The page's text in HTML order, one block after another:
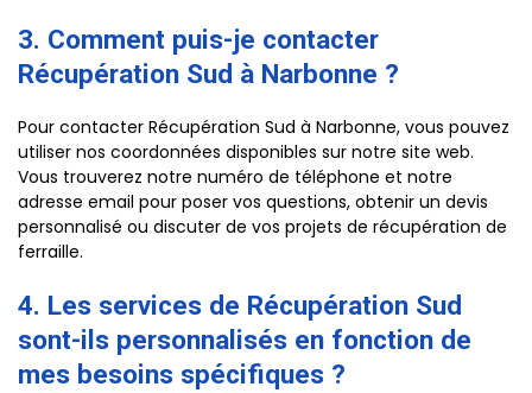
3. Comment puis-je contacter
Récupération Sud à Narbonne ?
Pour contacter Récupération Sud à Narbonne, vous pouvez
utiliser nos coordonnées disponibles sur notre site web.
Vous trouverez notre numéro de téléphone et notre
adresse email pour poser vos questions, obtenir un devis
personnalisé ou discuter de vos projets de récupération de
ferraille.
4. Les services de Récupération Sud
sont-ils personnalisés en fonction de
mes besoins spécifiques ?